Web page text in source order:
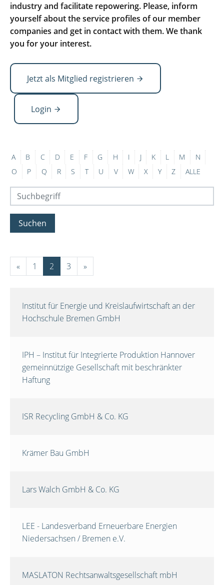
industry and facilitate repowering. Please, inform
yourself about the service profiles of our member
companies and get in contact with them. We thank
you for your interest.
Jetzt als Mitglied registrieren
Login
A B C D E F G H I J K L M
N
O
P Q R S T U V W X Y Z ALLE
Suchen
« 1 2 3 »
Institut für Energie und Kreislaufwirtschaft an der
Hochschule Bremen GmbH
IPH – Institut für Integrierte Produktion Hannover
gemeinnützige Gesellschaft mit beschränkter
Haftung
ISR Recycling GmbH & Co. KG
Krämer Bau GmbH
Lars Walch GmbH & Co. KG
LEE - Landesverband Erneuerbare Energien
Niedersachsen / Bremen e.V.
MASLATON Rechtsanwaltsgesellschaft mbH